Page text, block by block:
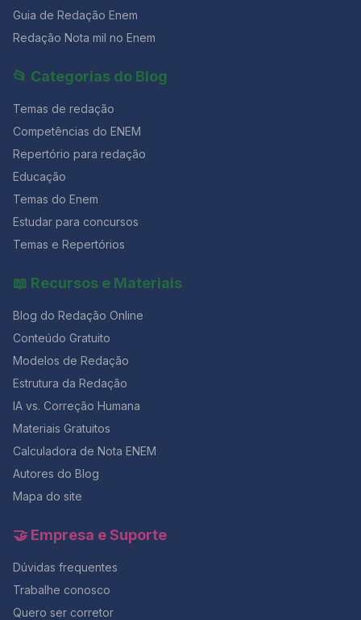
histórico promovido por narrativas oficiais que
violência estrutural que sustentou a miscigenação no
um documento histórico vivo, revelando
impactam a construção da identidade nacional. Fonte
adaptada: BBC News Brasil TEXTO III Como a
miscigenação no Brasil revela um processo histórico
marcado por violência, apagamento e ressignificação
cultural? Segundo o antropólogo Darcy Ribeiro, a
processo histórico complexo, marcado tanto por
violência e imposição quanto por resistência e
ressignificação cultural. A miscigenação entre
indígenas, africanos e europeus não ocorreu de forma
relações de poder desiguais. Ao longo da
mediado por dominação territorial, escravidão e
exploração. Ainda assim, povos indígenas e africanos
culturais que influenciam profundamente a sociedade
brasileira até hoje. Compreender a miscigenação no
Brasil, portanto, significa ir além da diversidade étnica.
Implica reconhecer os conflitos históricos, os
processos de adaptação e as criações culturais que
deram origem à formação do povo brasileiro. Nesse
ancestralidade pode ser entendido como reflexo de
um apagamento histórico, especialmente das
silenciadas nos registros oficiais e no ensino
tradicional da história nacional. Fonte adaptada:
jurismenteaberta TEXTO IV – De que forma a arte
brasileira revela a miscigenação e as desigualdades
sociais invisibilizadas na história do país? Pintada em
1933, a obra Operários, da artista modernista Tarsila do
Guia de Redação Enem
Redação Nota mil no Enem
📂 Categorias do Blog
Temas de redação
Competências do ENEM
Repertório para redação
Educação
Temas do Enem
Estudar para concursos
Temas e Repertórios
📖 Recursos e Materiais
Blog do Redação Online
Conteúdo Gratuito
Modelos de Redação
Estrutura da Redação
IA vs. Correção Humana
Materiais Gratuitos
Calculadora de Nota ENEM
Autores do Blog
Mapa do site
🤝 Empresa e Suporte
Dúvidas frequentes
Trabalhe conosco
Quero ser corretor